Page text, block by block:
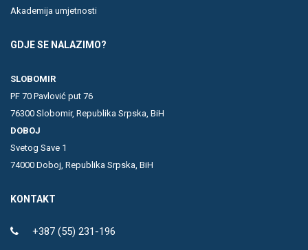
Akademija umjetnosti
GDJE SE NALAZIMO?
SLOBOMIR
PF 70 Pavlović put 76
76300 Slobomir, Republika Srpska, BiH
DOBOJ
Svetog Save 1
74000 Doboj, Republika Srpska, BiH
KONTAKT
+387 (55) 231-196